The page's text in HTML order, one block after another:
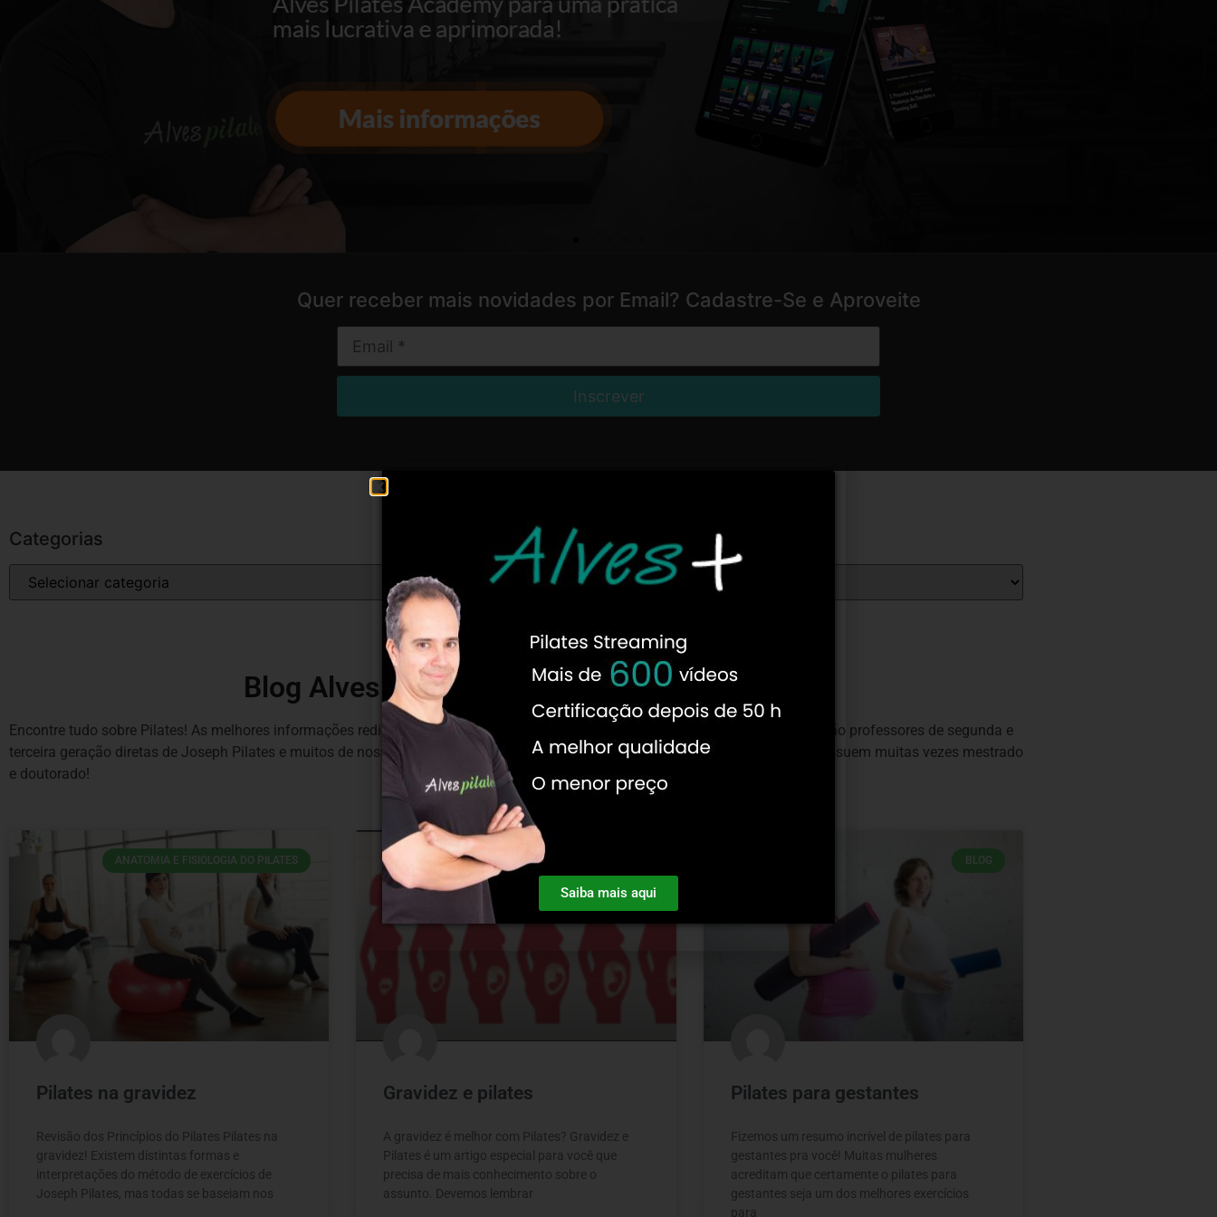
Quer receber mais novidades por Email? Cadastre-Se e Aproveite
Categorias
Blog Alves Pilates, veja todas as matérias:
Encontre tudo sobre Pilates! As melhores informações redigidas por especialistas no tema! Os autores titulares do Blog Pilates são professores de segunda e
terceira geração diretas de Joseph Pilates e muitos de nossos autores convidados são professores conhecidos no meio e que possuem muitas vezes mestrado
e doutorado!
ANATOMIA E FISIOLOGIA DO PILATES
Pilates na gravidez
Revisão dos Princípios do Pilates Pilates na
gravidez! Existem distintas formas e
interpretações do método de exercícios de
Joseph Pilates, mas todas se baseiam nos
PILATES E PATOLOGIAS
Gravidez e pilates
A gravidez é melhor com Pilates? Gravidez e
Pilates é um artigo especial para você que
precisa de mais conhecimento sobre o
assunto. Devemos lembrar
BLOG
Pilates para gestantes
Fizemos um resumo incrível de pilates para
gestantes pra você! Muitas mulheres
acreditam que certamente o pilates para
gestantes seja um dos melhores exercícios
para
Saiba mais aqui